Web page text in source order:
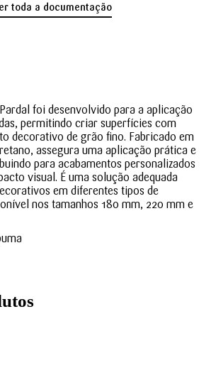
toda a documentação
foi desenvolvido para a aplicação
permitindo criar superfícies com
decorativo de grão fino. Fabricado em
assegura uma aplicação prática e
para acabamentos personalizados
visual. É uma solução adequada
em diferentes tipos de
nos tamanhos 180 mm, 220 mm e